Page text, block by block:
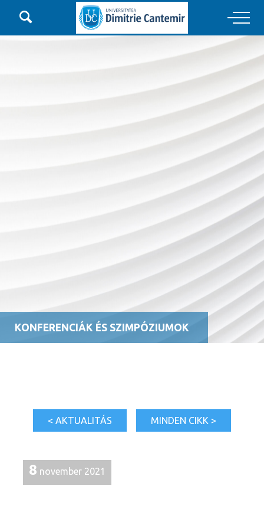

Main Navigation
KONFERENCIÁK ÉS SZIMPÓZIUMOK
< AKTUALITÁS MINDEN CIKK >
8 november 2021